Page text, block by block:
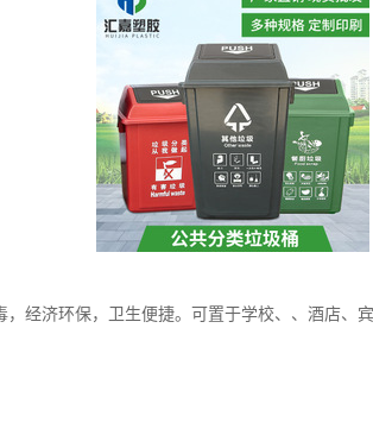
经济环保，卫生便捷。可置于学校、、酒店、